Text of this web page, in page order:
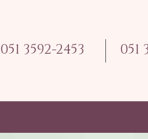
051 3592-2453 051